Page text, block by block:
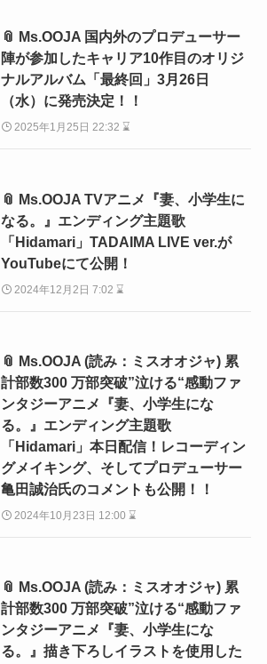
📎 Ms.OOJA 国内外のプロデューサー
陣が参加したキャリア10作目のオリジ
ナルアルバム「最終回」3月26日
（水）に発売決定！！
2025年1月25日 22:32 ⌛
📎 Ms.OOJA TVアニメ『妻、小学生に
なる。』エンディング主題歌
「Hidamari」TADAIMA LIVE ver.が
YouTubeにて公開！
2024年12月2日 7:02 ⌛
📎 Ms.OOJA (読み：ミスオオジャ) 累
計部数300 万部突破”泣ける“感動ファ
ンタジーアニメ『妻、小学生にな
る。』エンディング主題歌
「Hidamari」本日配信！レコーディン
グメイキング、そしてプロデューサー
亀田誠治氏のコメントも公開！！
2024年10月23日 12:00 ⌛
📎 Ms.OOJA (読み：ミスオオジャ) 累
計部数300 万部突破”泣ける“感動ファ
ンタジーアニメ『妻、小学生にな
る。』描き下ろしイラストを使用した